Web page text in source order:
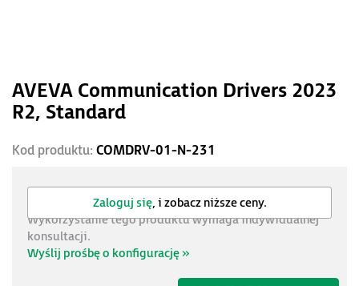
AVEVA Communication Drivers 2023
R2, Standard
Kod produktu: COMDRV-01-N-231
Zaloguj się, i zobacz niższe ceny.
Wykorzystanie tego produktu wymaga indywidualnej
konsultacji.
Wyślij prośbę o konfigurację »